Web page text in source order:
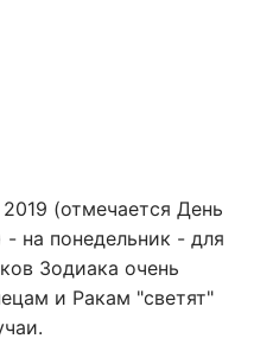
(отмечается День
- на понедельник - для
Зодиака очень
и Ракам "светят"